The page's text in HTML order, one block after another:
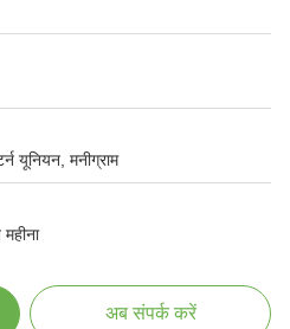
यूनियन, मनीग्राम
अब संपर्क करें